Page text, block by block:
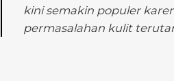
kini semakin populer
permasalahan kulit